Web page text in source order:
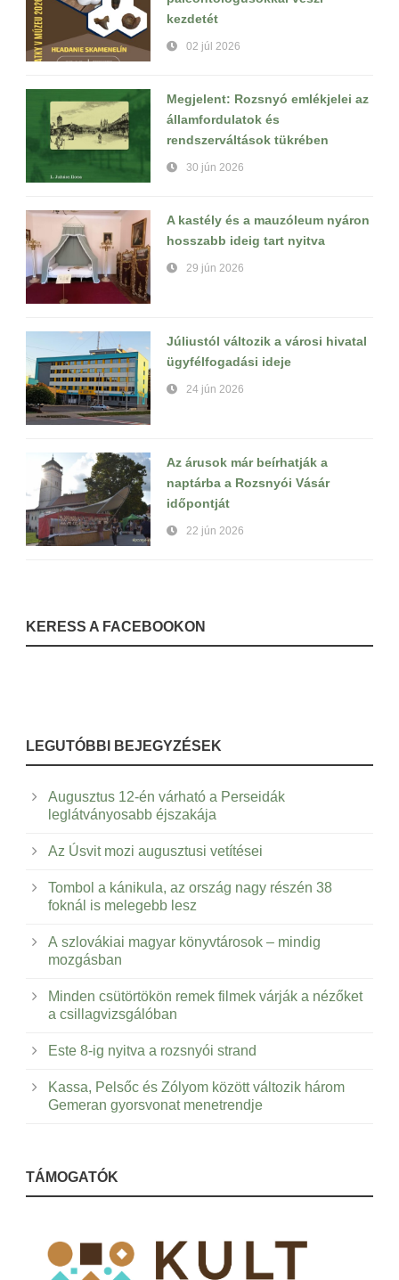
kezdetét
02 júl 2026
Megjelent: Rozsnyó emlékjelei az
államfordulatok és
rendszerváltások tükrében
30 jún 2026
A kastély és a mauzóleum nyáron
hosszabb ideig tart nyitva
29 jún 2026
Júliustól változik a városi hivatal
ügyfélfogadási ideje
24 jún 2026
Az árusok már beírhatják a
naptárba a Rozsnyói Vásár
időpontját
22 jún 2026
KERESS A FACEBOOKON
LEGUTÓBBI BEJEGYZÉSEK
Augusztus 12-én várható a Perseidák
leglátványosabb éjszakája
Az Úsvit mozi augusztusi vetítései
Tombol a kánikula, az ország nagy részén 38
foknál is melegebb lesz
A szlovákiai magyar könyvtárosok – mindig
mozgásban
Minden csütörtökön remek filmek várják a nézőket
a csillagvizsgálóban
Este 8-ig nyitva a rozsnyói strand
Kassa, Pelsőc és Zólyom között változik három
Gemeran gyorsvonat menetrendje
TÁMOGATÓK